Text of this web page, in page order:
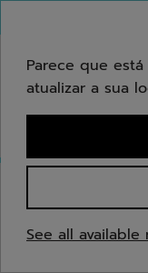
Introduzir uma
Parece que
atualizar a sua
See all available